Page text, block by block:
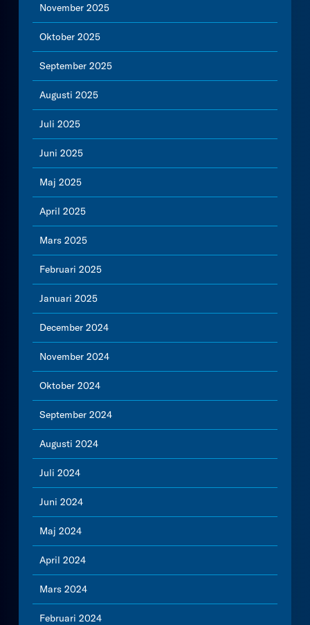
November 2025
Oktober 2025
September 2025
Augusti 2025
Juli 2025
Juni 2025
Maj 2025
April 2025
Mars 2025
Februari 2025
Januari 2025
December 2024
November 2024
Oktober 2024
September 2024
Augusti 2024
Juli 2024
Juni 2024
Maj 2024
April 2024
Mars 2024
Februari 2024